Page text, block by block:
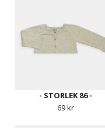
- STORLEK 86 -
69 kr